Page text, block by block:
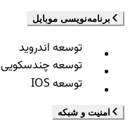
برنامه‌نویسی موبایل
توسعه اندروید
توسعه چندسکویی
توسعه IOS
امنیت و شبکه